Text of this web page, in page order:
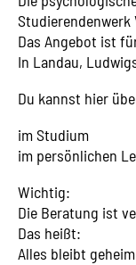
Studierendenwerk
Das Angebot ist
In Landau,
Du kannst hier
im Studium
im persönlichen
Wichtig:
Die Beratung ist
Das heißt:
Alles bleibt